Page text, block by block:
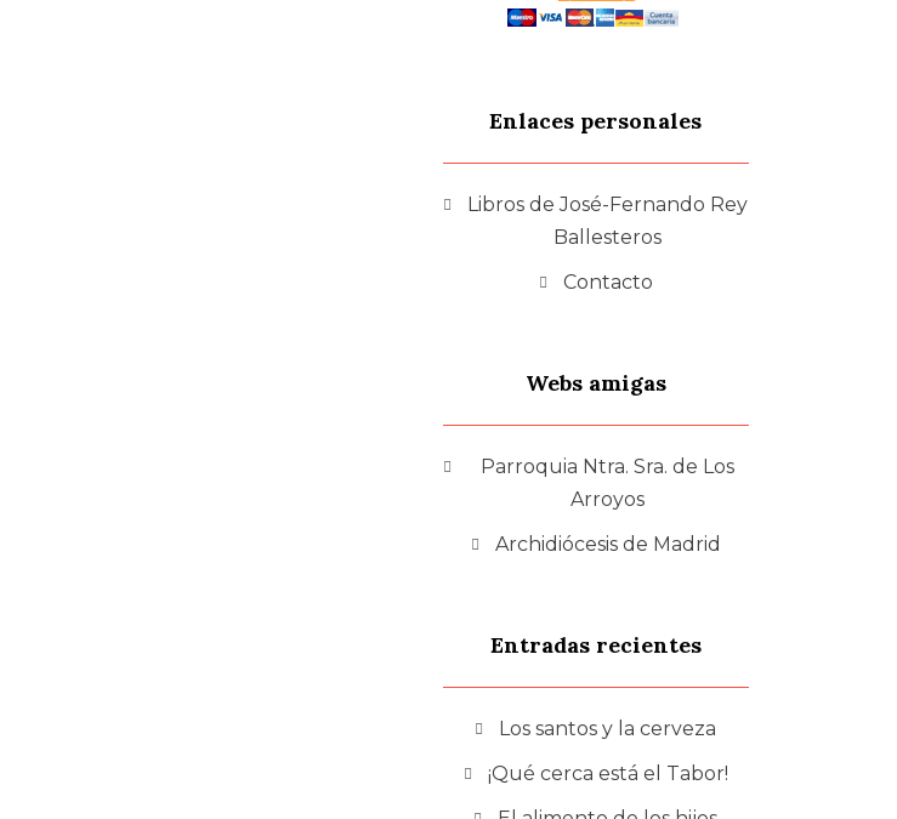
Enlaces personales
Libros de José-Fernando Rey
Ballesteros
Contacto
Webs amigas
Parroquia Ntra. Sra. de Los
Arroyos
Archidiócesis de Madrid
Entradas recientes
Los santos y la cerveza
¡Qué cerca está el Tabor!